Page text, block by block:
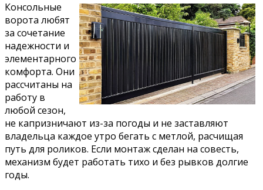
Консольные
ворота любят
за сочетание
надежности и
элементарного
комфорта. Они
рассчитаны на
работу в
любой сезон,
не капризничают из-за погоды и не заставляют
владельца каждое утро бегать с метлой, расчищая
путь для роликов. Если монтаж сделан на совесть,
механизм будет работать тихо и без рывков долгие
годы.